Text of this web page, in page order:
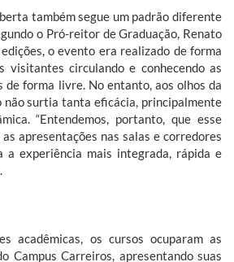
também segue um padrão diferente
o Pró-reitor de Graduação, Renato
o evento era realizado de forma
visitantes circulando e conhecendo as
de forma livre. No entanto, aos olhos da
não surtia tanta eficácia, principalmente
“Entendemos, portanto, que esse
apresentações nas salas e corredores
a experiência mais integrada, rápida e
acadêmicas, os cursos ocuparam as
Campus Carreiros, apresentando suas